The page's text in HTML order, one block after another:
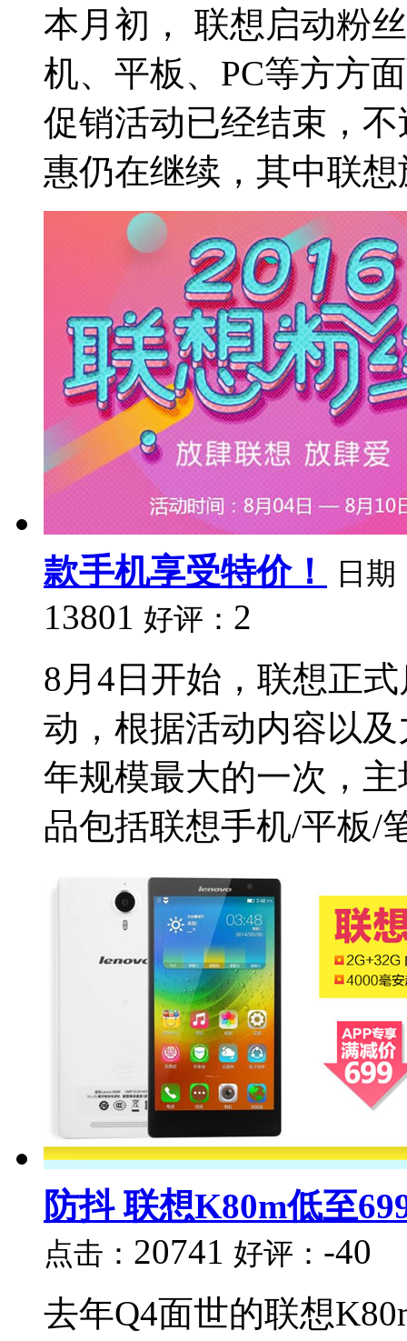
本月初， 联想启动粉
机、平板、PC等方方
促销活动已经结束，
惠仍在继续，其中联想
款手机享受特价！ 日期
13801 好评： 2
8月4日开始，联想正
动，根据活动内容以
年规模最大的一次，
品包括联想手机/平板/
防抖 联想K80m低至
点击： 20741 好评： -40
去年Q4面世的联想